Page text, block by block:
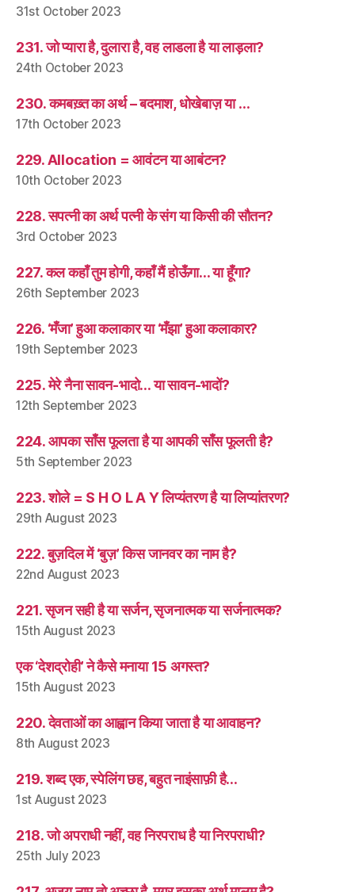
31st October 2023
231. जो प्यारा है, दुलारा है, वह लाडला है या लाड़ला?
24th October 2023
230. कमबख़्त का अर्थ – बदमाश, धोखेबाज़ या …
17th October 2023
229. Allocation = आवंटन या आबंटन?
10th October 2023
228. सपत्नी का अर्थ पत्नी के संग या किसी की सौतन?
3rd October 2023
227. कल कहाँ तुम होगी, कहाँ मैं होऊँगा… या हूँगा?
26th September 2023
226. ‘मँजा’ हुआ कलाकार या ‘मँझा’ हुआ कलाकार?
19th September 2023
225. मेरे नैना सावन-भादो… या सावन-भादों?
12th September 2023
224. आपका साँस फूलता है या आपकी साँस फूलती है?
5th September 2023
223. शोले = S H O L A Y लिप्यंतरण है या लिप्यांतरण?
29th August 2023
222. बुज़दिल में ‘बुज़’ किस जानवर का नाम है?
22nd August 2023
221. सृजन सही है या सर्जन, सृजनात्मक या सर्जनात्मक?
15th August 2023
एक ‘देशद्रोही’ ने कैसे मनाया 15 अगस्त?
15th August 2023
220. देवताओं का आह्वान किया जाता है या आवाहन?
8th August 2023
219. शब्द एक, स्पेलिंग छह, बहुत नाइंसाफ़ी है…
1st August 2023
218. जो अपराधी नहीं, वह निरपराध है या निरपराधी?
25th July 2023